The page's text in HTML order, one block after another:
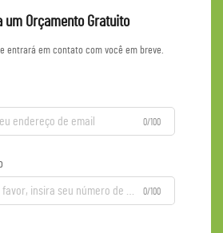
um Orçamento Gratuito
entrará em contato com você em breve.
0/100
0/100